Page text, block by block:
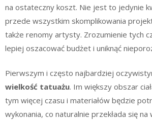
na ostateczny koszt. Nie jest to jedynie
przede wszystkim skomplikowania
także renomy artysty. Zrozumienie tych
lepiej oszacować budżet i uniknąć
Pierwszym i często najbardziej
wielkość tatuażu. Im większy obszar
tym więcej czasu i materiałów będzie
wykonania, co naturalnie przekłada się na